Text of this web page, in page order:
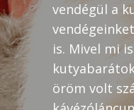
vendégül a
is. Mivel mi
öröm volt